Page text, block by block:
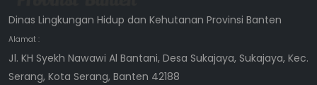
Dinas Lingkungan Hidup dan Kehutanan Provinsi Banten
Alamat :
Jl. KH Syekh Nawawi Al Bantani, Desa Sukajaya, Sukajaya, Kec.
Serang, Kota Serang, Banten 42188